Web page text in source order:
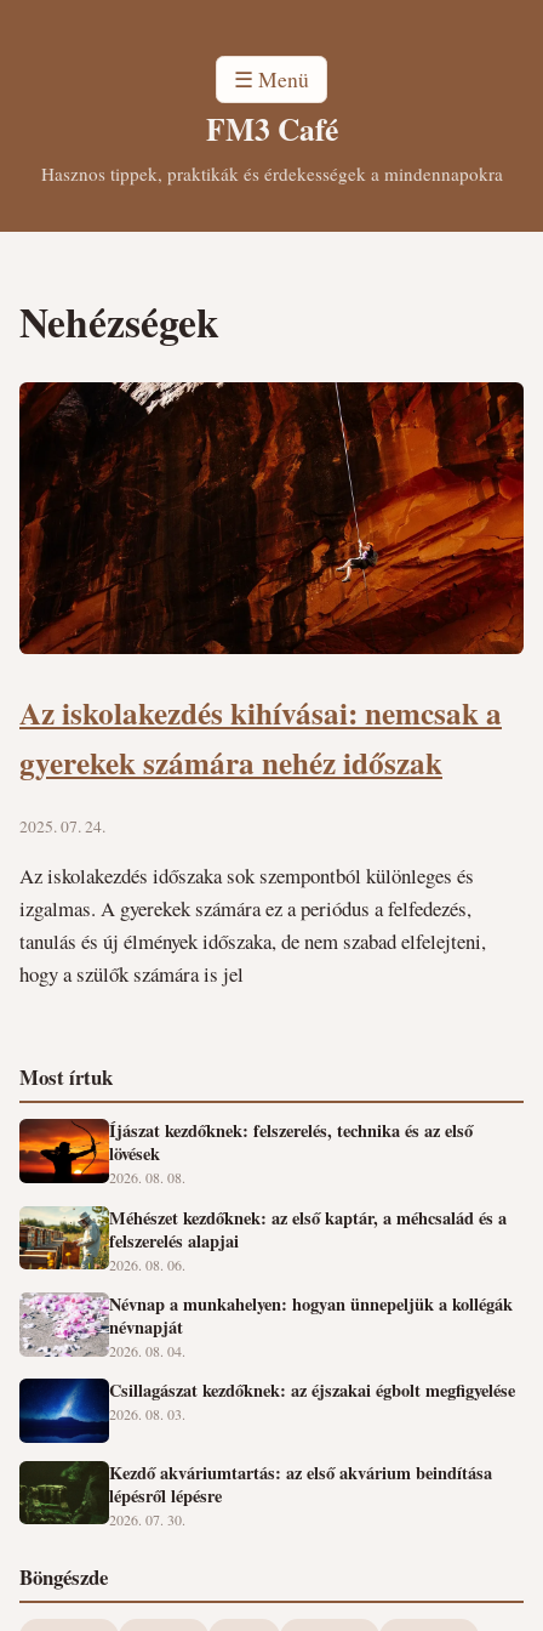
☰ Menü
FM3 Café
Hasznos tippek, praktikák és érdekességek a mindennapokra
Nehézségek
Az iskolakezdés kihívásai: nemcsak a
gyerekek számára nehéz időszak
2025. 07. 24.
Az iskolakezdés időszaka sok szempontból különleges és
izgalmas. A gyerekek számára ez a periódus a felfedezés,
tanulás és új élmények időszaka, de nem szabad elfelejteni,
hogy a szülők számára is jel
Most írtuk
Íjászat kezdőknek: felszerelés, technika és az első
lövések
2026. 08. 08.
Méhészet kezdőknek: az első kaptár, a méhcsalád és a
felszerelés alapjai
2026. 08. 06.
Névnap a munkahelyen: hogyan ünnepeljük a kollégák
névnapját
2026. 08. 04.
Csillagászat kezdőknek: az éjszakai égbolt megfigyelése
2026. 08. 03.
Kezdő akváriumtartás: az első akvárium beindítása
lépésről lépésre
2026. 07. 30.
Böngészde